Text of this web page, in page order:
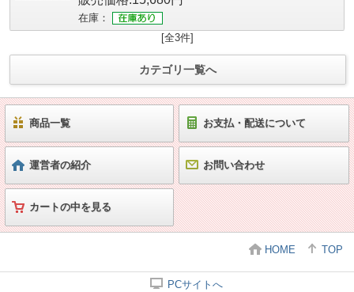
在庫：
[全3件]
カテゴリ一覧へ
商品一覧 お支払・配送について
運営者の紹介 お問い合わせ
カートの中を見る
HOME TOP
PCサイトへ